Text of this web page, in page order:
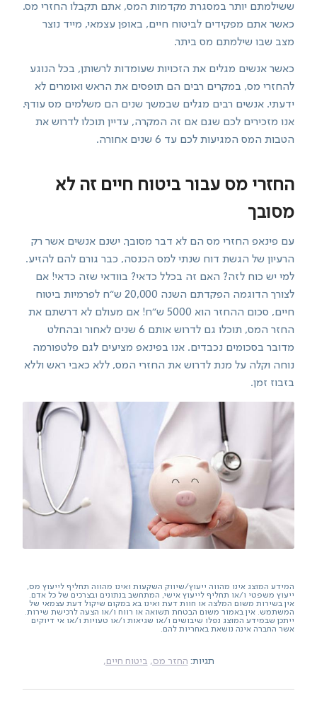
ששילמתם יותר במסגרת מקדמות המס, אתם תקבלו החזרי מס.
כאשר אתם מפקידים לביטוח חיים, באופן עצמאי, מייד נוצר
מצב שבו שילמתם מס ביתר.
כאשר אנשים מגלים את הזכויות שעומדות לרשותן, בכל הנוגע
להחזרי מס, במקרים רבים הם תופסים את הראש ואומרים לא
ידעתי. אנשים רבים מגלים שבמשך שנים הם משלמים מס עודף.
אנו מזכירים לכם שגם אם זה המקרה, עדיין תוכלו לדרוש את
הטבות המס המגיעות לכם עד 6 שנים אחורה.
החזרי מס עבור ביטוח חיים זה לא
מסובך
עם פינאפ החזרי מס הם לא דבר מסובך. ישנם אנשים אשר רק
הרעיון של הגשת דוח שנתי למס הכנסה, כבר גורם להם להזיע.
למי יש כוח לזה? האם זה בכלל כדאי? בוודאי שזה כדאי! אם
לצורך הדוגמה הפקדתם השנה 20,000 ש“ח לפרמיות ביטוח
חיים, סכום ההחזר הוא 5000 ש“ח! אם מעולם לא דרשתם את
החזר המס, תוכלו גם לדרוש אותם 6 שנים לאחור ובהחלט
מדובר בסכומים נכבדים. אנו בפינאפ מציעים לגם פלטפורמה
נוחה וקלה על מנת לדרוש את החזרי המס, ללא כאבי ראש וללא
בזבוז זמן.
המידע המוצג אינו מהווה ייעוץ/שיווק השקעות ואינו מהווה תחליף לייעוץ מס,
ייעוץ משפטי ו/או תחליף לייעוץ אישי, המתחשב בנתונים ובצרכים של כל אדם.
אין בשירות משום המלצה או חוות דעת ואינו בא במקום שיקול דעת עצמאי של
המשתמש. אין באמור משום הבטחת תשואה או רווח ו/או הצעה לרכישת שירות.
ייתכן שבמידע המוצג נפלו שיבושים ו/או שגיאות ו/או טעויות ו/או אי דיוקים
אשר החברה אינה נושאת באחריות להם.
תגיות: החזר מס, ביטוח חיים,